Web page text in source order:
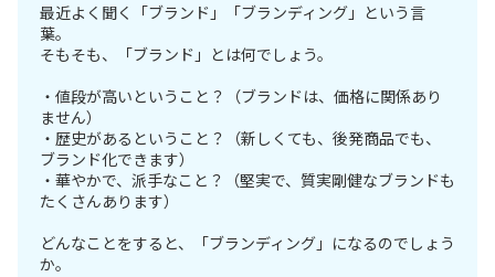
最近よく聞く「ブランド」「ブランディング」という言
葉。
そもそも、「ブランド」とは何でしょう。
・値段が高いということ？（ブランドは、価格に関係あり
ません）
・歴史があるということ？（新しくても、後発商品でも、
ブランド化できます）
・華やかで、派手なこと？（堅実で、質実剛健なブランドも
たくさんあります）
どんなことをすると、「ブランディング」になるのでしょう
か。